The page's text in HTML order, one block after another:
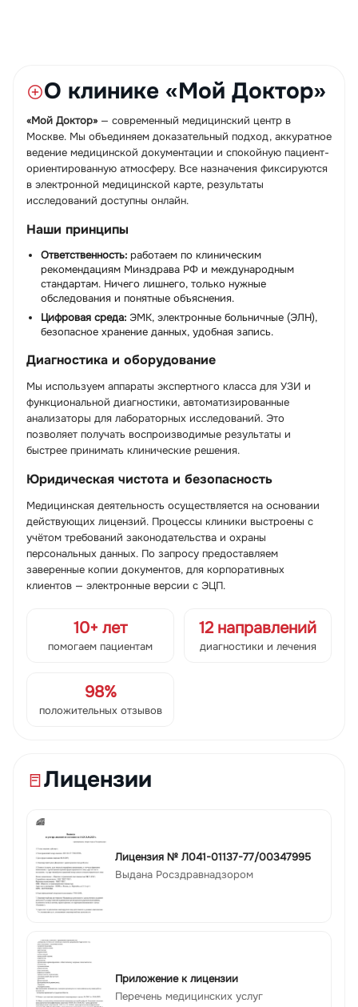
О клинике «Мой Доктор»
«Мой Доктор» — современный медицинский центр в
Москве. Мы объединяем доказательный подход, аккуратное
ведение медицинской документации и спокойную пациент-
ориентированную атмосферу. Все назначения фиксируются
в электронной медицинской карте, результаты
исследований доступны онлайн.
Наши принципы
Ответственность: работаем по клиническим
рекомендациям Минздрава РФ и международным
стандартам. Ничего лишнего, только нужные
обследования и понятные объяснения.
Цифровая среда: ЭМК, электронные больничные (ЭЛН),
безопасное хранение данных, удобная запись.
Диагностика и оборудование
Мы используем аппараты экспертного класса для УЗИ и
функциональной диагностики, автоматизированные
анализаторы для лабораторных исследований. Это
позволяет получать воспроизводимые результаты и
быстрее принимать клинические решения.
Юридическая чистота и безопасность
Медицинская деятельность осуществляется на основании
действующих лицензий. Процессы клиники выстроены с
учётом требований законодательства и охраны
персональных данных. По запросу предоставляем
заверенные копии документов, для корпоративных
клиентов — электронные версии с ЭЦП.
10+ лет
помогаем пациентам
12 направлений
диагностики и лечения
98%
положительных отзывов
Лицензии
Лицензия № Л041-01137-77/00347995
Выдана Росздравнадзором
Приложение к лицензии
Перечень медицинских услуг